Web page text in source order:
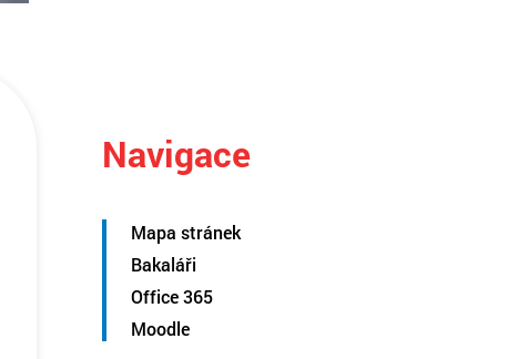
Navigace
Mapa stránek
Bakaláři
Office 365
Moodle